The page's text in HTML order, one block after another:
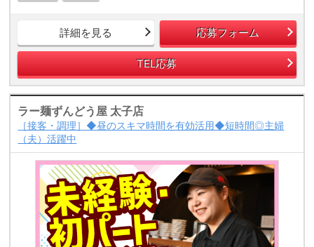
詳細を見る 応募フォーム
TEL応募
ラー麺ずんどう屋 太子店
［接客・調理］◆昼のスキマ時間を有効活用◆短時間◎主婦
（夫）活躍中